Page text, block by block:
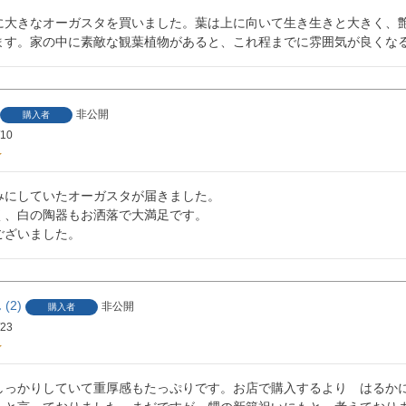
大きなオーガスタを買いました。葉は上に向いて生き生きと大きく
す。家の中に素敵な観葉植物があると、これ程までに雰囲気が良くな
購入者
非公開
していたオーガスタが届きました。
白の陶器もお洒落で大満足です。
いました。
2 購入者
非公開
っかりしていて重厚感もたっぷりです。お店で購入するより　はる